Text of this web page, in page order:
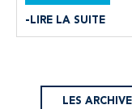
LIRE LA SUITE
LES